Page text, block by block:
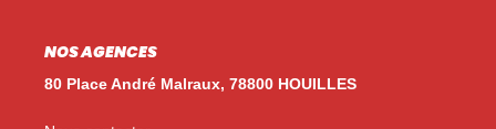
EN ES
NOS AGENCES
80 Place André Malraux, 78800 HOUILLES